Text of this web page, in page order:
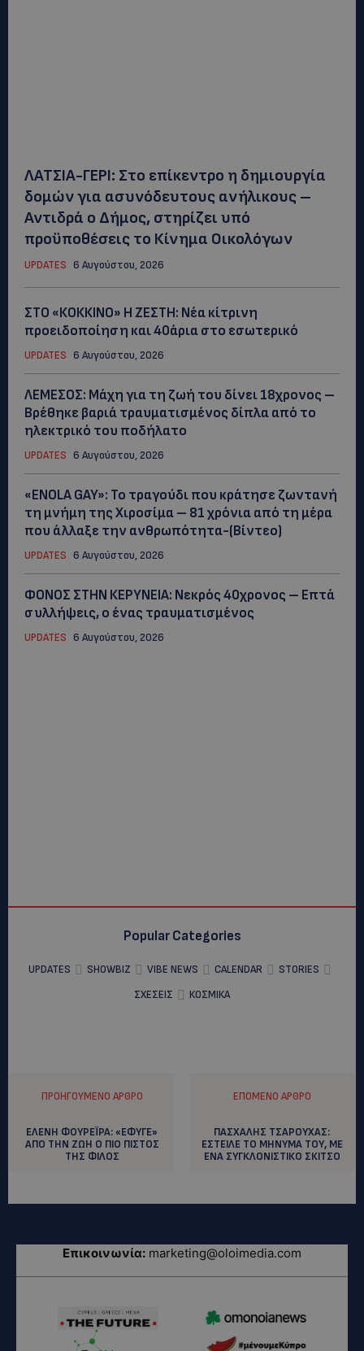
ΛΑΤΣΙΑ-ΓΕΡΙ: Στο επίκεντρο η δημιουργία
δομών για ασυνόδευτους ανήλικους –
Αντιδρά ο Δήμος, στηρίζει υπό
προϋποθέσεις το Κίνημα Οικολόγων
UPDATES 6 Αυγούστου, 2026
ΣΤΟ «ΚΟΚΚΙΝΟ» Η ΖΕΣΤΗ: Νέα κίτρινη
προειδοποίηση και 40άρια στο εσωτερικό
UPDATES 6 Αυγούστου, 2026
ΛΕΜΕΣΟΣ: Μάχη για τη ζωή του δίνει 18χρονος –
Βρέθηκε βαριά τραυματισμένος δίπλα από το
ηλεκτρικό του ποδήλατο
UPDATES 6 Αυγούστου, 2026
«ENOLA GAY»: Το τραγούδι που κράτησε ζωντανή
τη μνήμη της Χιροσίμα – 81 χρόνια από τη μέρα
που άλλαξε την ανθρωπότητα-(Bίντεο)
UPDATES 6 Αυγούστου, 2026
ΦΟΝΟΣ ΣΤΗΝ ΚΕΡΥΝΕΙΑ: Νεκρός 40χρονος – Επτά
συλλήψεις, ο ένας τραυματισμένος
UPDATES 6 Αυγούστου, 2026
Popular Categories
UPDATES SHOWBIZ VIBE NEWS CALENDAR
STORIES
ΣΧΕΣΕΙΣ
ΚΟΣΜΙΚΑ
ΠΡΟΗΓΟΎΜΕΝΟ ΆΡΘΡΟ
ΕΛΕΝΗ ΦΟΥΡΕΪΡΑ: «ΕΦΥΓΕ»
ΑΠΟ ΤΗΝ ΖΩΗ Ο ΠΙΟ ΠΙΣΤΟΣ
ΤΗΣ ΦΙΛΟΣ
ΕΠΌΜΕΝΟ ΆΡΘΡΟ
ΠΑΣΧΑΛΗΣ ΤΣΑΡΟΥΧΑΣ:
EΣΤΕΙΛΕ ΤΟ ΜΗΝΥΜΑ ΤΟΥ, ΜΕ
ΕΝΑ ΣΥΓΚΛΟΝΙΣΤΙΚΟ ΣΚΙΤΣΟ
Επικοινωνία: marketing@oloimedia.com